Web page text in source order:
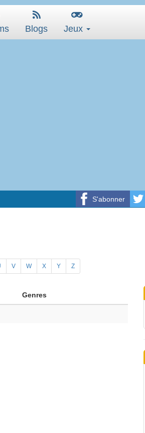
Blogs Jeux
S'abonner
V W X Y Z
Genres